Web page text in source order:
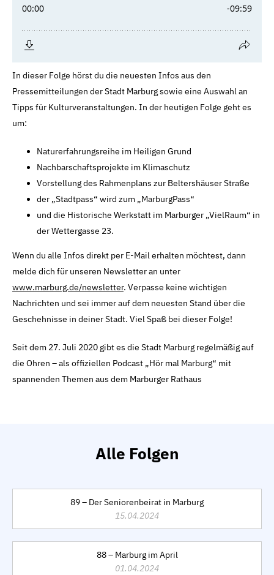
In dieser Folge hörst du die neuesten Infos aus den
Pressemitteilungen der Stadt Marburg sowie eine Auswahl an
Tipps für Kulturveranstaltungen. In der heutigen Folge geht es
um:
Naturerfahrungsreihe im Heiligen Grund
Nachbarschaftsprojekte im Klimaschutz
Vorstellung des Rahmenplans zur Beltershäuser Straße
der „Stadtpass“ wird zum „MarburgPass“
und die Historische Werkstatt im Marburger „VielRaum“ in
der Wettergasse 23.
Wenn du alle Infos direkt per E-Mail erhalten möchtest, dann
melde dich für unseren Newsletter an unter
www.marburg.de/newsletter. Verpasse keine wichtigen
Nachrichten und sei immer auf dem neuesten Stand über die
Geschehnisse in deiner Stadt. Viel Spaß bei dieser Folge!
Seit dem 27. Juli 2020 gibt es die Stadt Marburg regelmäßig auf
die Ohren – als offiziellen Podcast „Hör mal Marburg“ mit
spannenden Themen aus dem Marburger Rathaus
Alle Folgen
89 – Der Seniorenbeirat in Marburg
15.04.2024
88 – Marburg im April
01.04.2024